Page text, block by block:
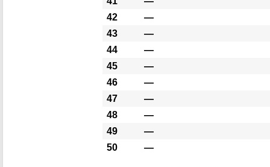
42
―
43
―
44
―
45
―
46
―
47
―
48
―
49
―
50
―